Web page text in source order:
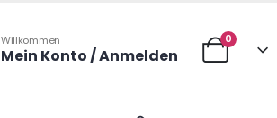
Willkommen
Mein Konto / Anmelden
0